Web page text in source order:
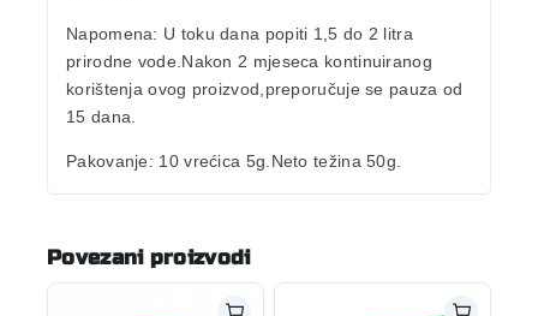
Napomena: U toku dana popiti 1,5 do 2 litra
prirodne vode.Nakon 2 mjeseca kontinuiranog
korištenja ovog proizvod,preporučuje se pauza od
15 dana.
Pakovanje: 10 vrećica 5g.Neto težina 50g.
Povezani proizvodi